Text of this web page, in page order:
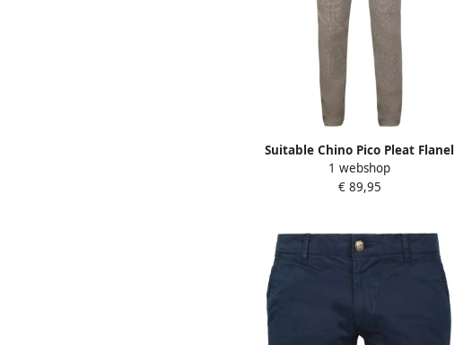
Suitable Chino Pico Pleat Flanel
Print Beige
1 webshop
€ 89,95